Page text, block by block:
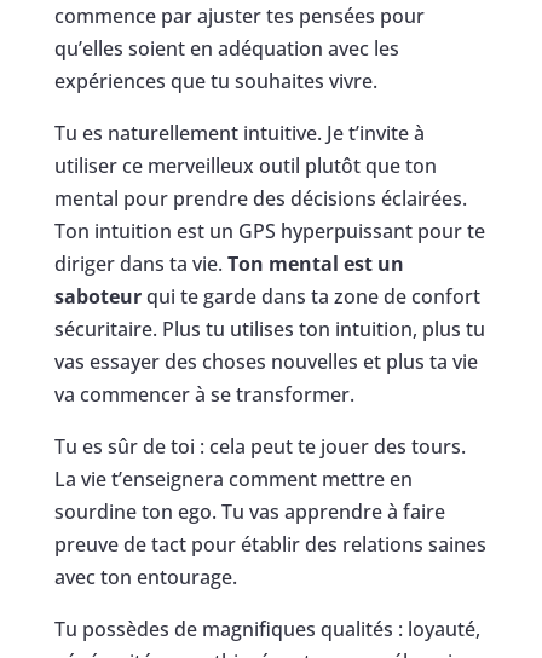
commence par ajuster tes pensées pour
qu’elles soient en adéquation avec les
expériences que tu souhaites vivre.
Tu es naturellement intuitive. Je t’invite à
utiliser ce merveilleux outil plutôt que ton
mental pour prendre des décisions éclairées.
Ton intuition est un GPS hyperpuissant pour te
diriger dans ta vie. Ton mental est un
saboteurqui te garde dans ta zone de confort
sécuritaire. Plus tu utilises ton intuition, plus tu
vas essayer des choses nouvelles et plus ta vie
va commencer à se transformer.
Tu es sûr de toi : cela peut te jouer des tours.
La vie t’enseignera comment mettre en
sourdine ton ego. Tu vas apprendre à faire
preuve de tact pour établir des relations saines
avec ton entourage.
Tu possèdes de magnifiques qualités : loyauté,